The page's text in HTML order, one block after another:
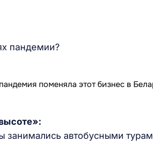
пандемии?
занимались автобусными